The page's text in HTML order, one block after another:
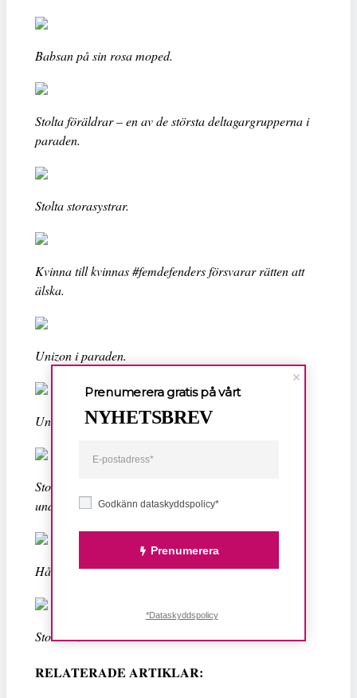
Babsan på sin rosa moped.
Stolta föräldrar – en av de största deltagargrupperna i
paraden.
Stolta storasystrar.
Kvinna till kvinnas #femdefenders försvarar rätten att
älska.
Unizon i paraden.
Ung vänster lyfter pride som politisk manifestation.
Stolta deltagare tar skydd från sporadiskt regnande
under paraden.
Hårdrockare mot rasism.
Stolta samer.
RELATERADE ARTIKLAR:
Godkänn dataskyddspolicy*
Prenumerera
Prenumerera gratis på vårt
NYHETSBREV
*Dataskyddspolicy